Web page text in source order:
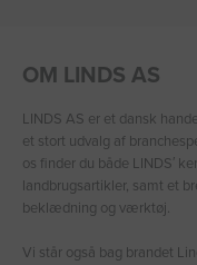
OM LINDS AS
LINDS AS er et dansk
et stort udvalg af
os finder du både LINDS′
landbrugsartikler, samt et
beklædning og værktøj.
Vi står også bag brandet